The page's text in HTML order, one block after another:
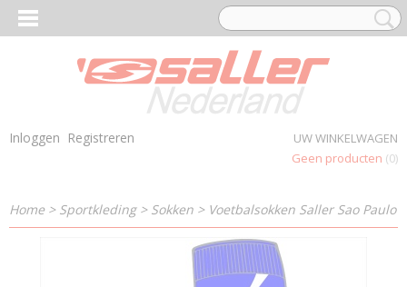
Inloggen Registreren
UW WINKELWAGEN
Geen producten (0)
Home> Sportkleding> Sokken > Voetbalsokken Saller Sao Paulo